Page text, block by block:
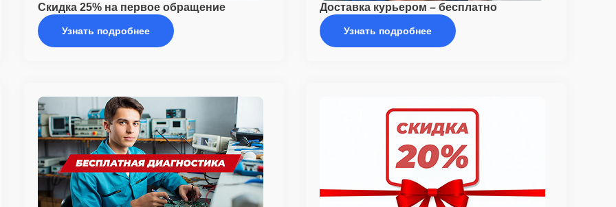
Скидка 25% на первое обращение
Узнать подробнее
Доставка курьером – бесплатно
Узнать подробнее